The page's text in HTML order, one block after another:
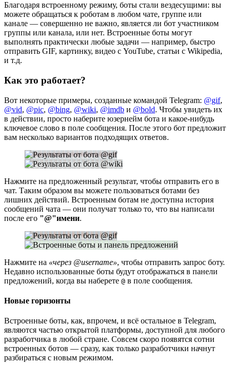
Благодаря встроенному режиму, боты стали вездесущими: вы
можете обращаться к роботам в любом чате, группе или
канале — совершенно не важно, является ли бот участником
группы или канала, или нет. Встроенные боты могут
выполнять практически любые задачи — например, быстро
отправить GIF, картинку, видео с YouTube, статьи с Wikipedia,
и т.д.
Как это работает?
Вот некоторые примеры, созданные командой Telegram: @gif,
@vid, @pic, @bing, @wiki, @imdb и @bold. Чтобы увидеть их
в действии, просто наберите юзернейм бота и какое-нибудь
ключевое слово в поле сообщения. После этого бот предложит
вам несколько вариантов подходящих ответов.
Нажмите на предложенный результат, чтобы отправить его в
чат. Таким образом вы можете пользоваться ботами без
лишних действий. Встроенным ботам не доступна история
сообщений чата — они получат только то, что вы написали
после его "@"имени.
Нажмите на «через @username», чтобы отправить запрос боту.
Недавно использованные боты будут отображаться в панели
предложений, когда вы наберете @ в поле сообщения.
Новые горизонты
Встроенные боты, как, впрочем, и всё остальное в Telegram,
являются частью открытой платформы, доступной для любого
разработчика в любой стране. Совсем скоро появятся сотни
встроенных ботов — сразу, как только разработчики начнут
разбираться с новым режимом.